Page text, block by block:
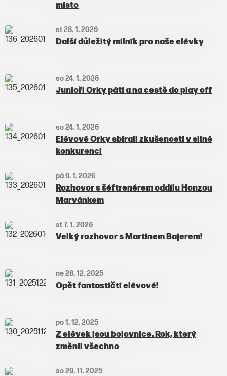
místo
st 28. 1. 2026
Další důležitý milník pro naše elévky
so 24. 1. 2026
Junioři Orky pátí a na cestě do play off
so 24. 1. 2026
Elévové Orky sbírali zkušenosti v silné
konkurenci
pá 9. 1. 2026
Rozhovor s šéftrenérem oddílu Honzou
Marvánkem
st 7. 1. 2026
Velký rozhovor s Martinem Bajerem!
ne 28. 12. 2025
Opět fantastičtí elévové!
po 1. 12. 2025
Z elévek jsou bojovnice. Rok, který
změnil všechno
so 29. 11. 2025